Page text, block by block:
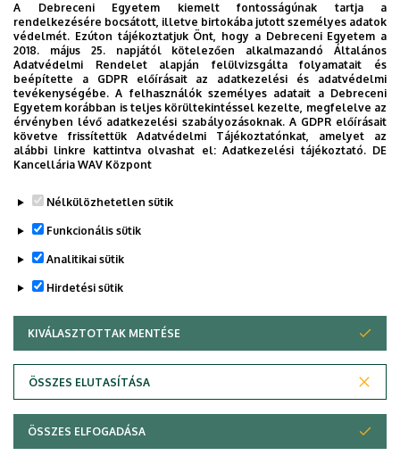
A Debreceni Egyetem kiemelt fontosságúnak tartja a
rendelkezésére bocsátott, illetve birtokába jutott személyes adatok
védelmét. Ezúton tájékoztatjuk Önt, hogy a Debreceni Egyetem a
2018. május 25. napjától kötelezően alkalmazandó Általános
Adatvédelmi Rendelet alapján felülvizsgálta folyamatait és
beépítette a GDPR előírásait az adatkezelési és adatvédelmi
tevékenységébe. A felhasználók személyes adatait a Debreceni
Egyetem korábban is teljes körültekintéssel kezelte, megfelelve az
érvényben lévő adatkezelési szabályozásoknak. A GDPR előírásait
követve frissítettük Adatvédelmi Tájékoztatónkat, amelyet az
alábbi linkre kattintva olvashat el:Adatkezelési tájékoztató. DE
Kancellária WAV Központ
Nélkülözhetetlen sütik
Funkcionális sütik
Analitikai sütik
Hirdetési sütik
KIVÁLASZTOTTAK MENTÉSE
ÖSSZES ELUTASÍTÁSA
WITHDRAW CONSENT
ÖSSZES ELFOGADÁSA
KK Diagnosztikáért felelős alelnök
KK Orvosszakmai alelnök
Dolgozói adatmódosítás igénylése a DE
telefonkönyvében|Külső személyek rögzítése a
DE telefonkönyvében| Súgó|Hibabejelentés
Adatvédelem
Copyright © 2026 Unideb